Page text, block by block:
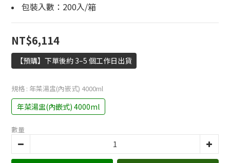
包裝入數：200入/箱
NT$6,114
【預購】下單後約 3–5 個工作日出貨
規格 : 年菜湯盅(內嵌式) 4000ml
年菜湯盅(內嵌式) 4000ml
數量